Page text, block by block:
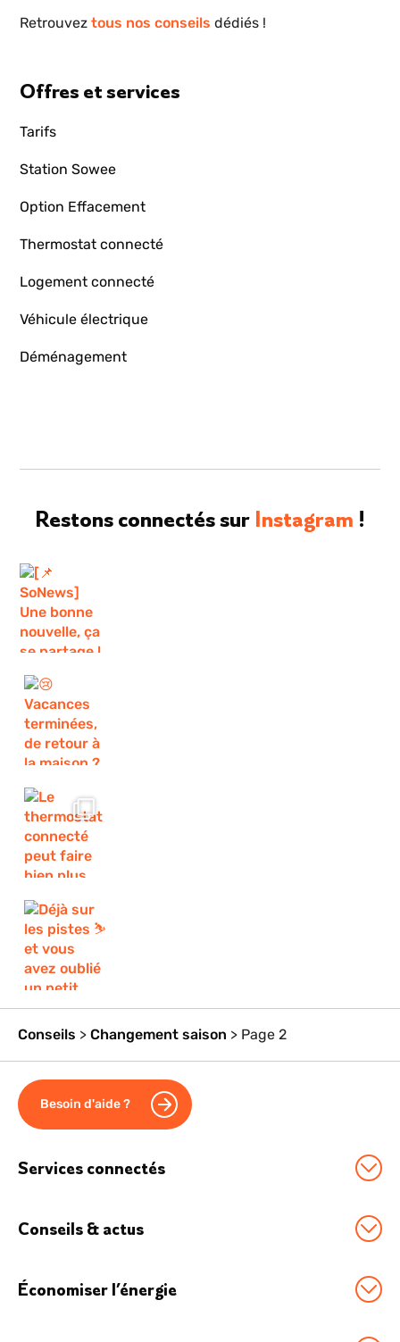
Retrouveztous nos conseils dédiés !
Offres et services
Tarifs
Station Sowee
Option Effacement
Thermostat connecté
Logement connecté
Véhicule électrique
Déménagement
Restons connectés sur Instagram !
Conseils > Changement saison > Page 2
Besoin d'aide ?
Services connectés
Option Effacement
Conseils & actus
Économies d'énergie
Économiser l’énergie